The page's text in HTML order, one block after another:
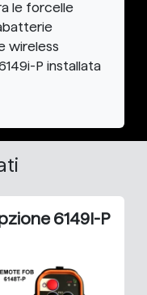
le forcelle
wireless
P installata
6149I-P